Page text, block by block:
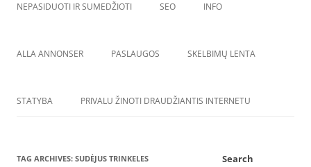
NEPASIDUOTI IR SUMEDŽIOTI SEO INFO
ALLA ANNONSER PASLAUGOS SKELBIMŲ LENTA
STATYBA PRIVALU ŽINOTI DRAUDŽIANTIS INTERNETU
TAG ARCHIVES: SUDĖJUS TRINKELES
Search